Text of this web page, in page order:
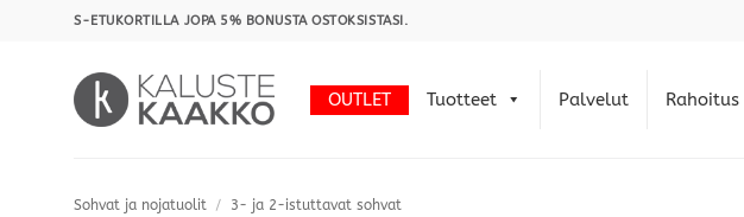
S-ETUKORTILLA JOPA 5% BONUSTA OSTOKSISTASI.
OUTLET Tuotteet Palvelut Rahoitus
Sohvat ja nojatuolit / 3- ja 2-istuttavat sohvat